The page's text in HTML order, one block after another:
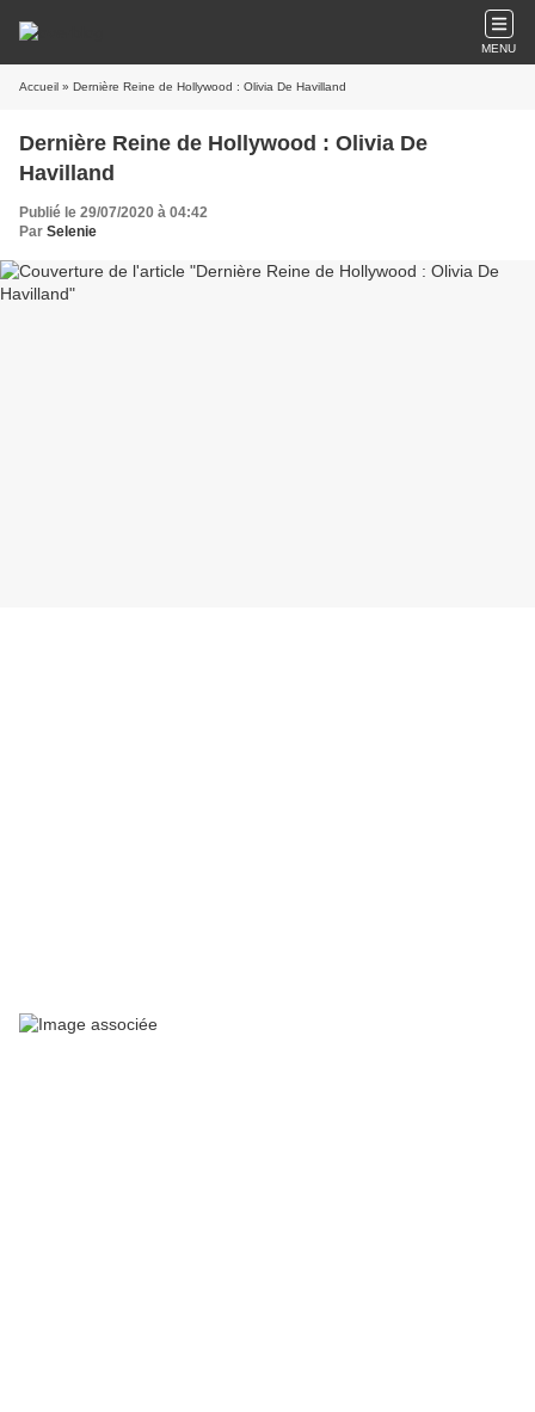
MENU
Accueil » Dernière Reine de Hollywood : Olivia De Havilland
Dernière Reine de Hollywood : Olivia De
Havilland
Publié le 29/07/2020 à 04:42
Par Selenie